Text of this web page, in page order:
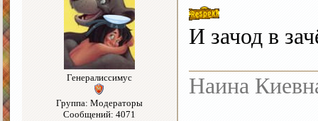
Генералиссимус
Группа: Модераторы
Сообщений: 4071
И зачод в
Наина